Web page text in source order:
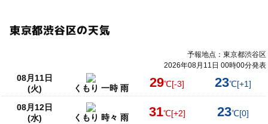
東京都渋谷区の天気
予報地点：東京都渋谷区
2026年08月11日 00時00分発表
08月11日
(火)
くもり 一時 雨 29℃[-3] 23℃[+1]
08月12日
(水)
くもり 時々 雨 31℃[+2] 23℃[0]